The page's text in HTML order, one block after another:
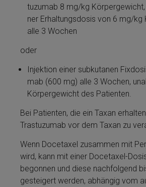
tu­zu­mab 8 mg/kg
ner Erhaltungsdosis von 6 mg/
alle 3 Wochen
oder
In­jektion ei­ner subkutanen
mab (600 mg) alle 3 Wochen,
Körpergewicht des Patienten.
Bei Patienten, die ein Taxan
Tras­tu­zu­mab vor dem Taxan zu
Wenn Docetaxel zusammen mit
wird, kann mit ei­ner Docetaxel-
begonnen und diese nachfolgend
gesteigert werden, abhängig vom